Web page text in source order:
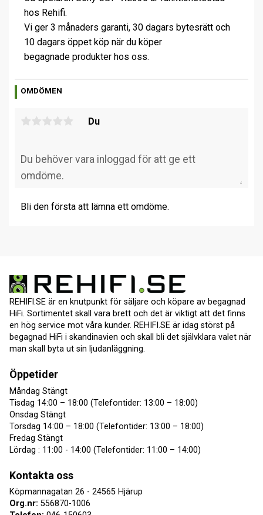
hos Rehifi.
Vi ger 3 månaders garanti, 30 dagars bytesrätt och
10 dagars öppet köp när du köper
begagnade produkter hos oss.
OMDÖMEN
Du
Bli den första att lämna ett omdöme.
REHIFI.SE är en knutpunkt för säljare och köpare av begagnad
HiFi. Sortimentet skall vara brett och det är viktigt att det finns
en hög service mot våra kunder. REHIFI.SE är idag störst på
begagnad HiFi i skandinavien och skall bli det självklara valet när
man skall byta ut sin ljudanläggning.
Öppetider
Måndag Stängt
Tisdag 14:00 – 18:00 (Telefontider: 13:00 – 18:00)
Onsdag Stängt
Torsdag 14:00 – 18:00 (Telefontider: 13:00 – 18:00)
Fredag Stängt
Lördag : 11:00 - 14:00 (Telefontider: 11:00 – 14:00)
Kontakta oss
Köpmannagatan 26 - 24565 Hjärup
Org.nr: 556870-1006